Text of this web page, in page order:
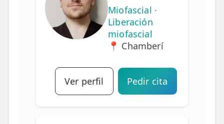
Miofascial ·
Liberación
miofascial
📍 Chamberí
Ver perfil Pedir cita